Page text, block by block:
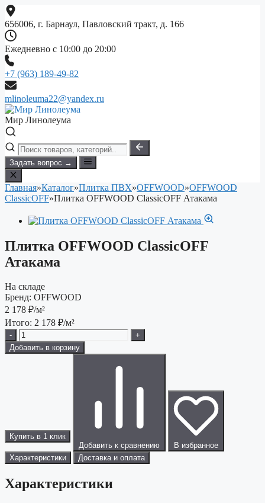
Перейти
к
содержимому
656006, г. Барнаул, Павловский тракт, д. 166
Ежедневно с 10:00 до 20:00
+7 (963) 189-49-82
mlinoleuma22@yandex.ru
Мир Линолеума
Задать вопрос →
Главная»Каталог»Плитка ПВХ»OFFWOOD»OFFWOOD
ClassicOFF»Плитка OFFWOOD ClassicOFF Атакама
Плитка OFFWOOD ClassicOFF
Атакама
На складе
Бренд: OFFWOOD
2 178 ₽/м²
Итого: 2 178 ₽/м²
-
+
Добавить в корзину
Купить в 1 клик
Добавить к сравнению
В избранное
Характеристики
Доставка и оплата
Характеристики